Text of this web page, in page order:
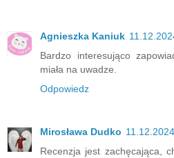
Agnieszka Kaniuk
Bardzo interesująco
miała na uwadze.
Odpowiedz
Mirosława Dudko
Recenzja jest zachęcająca,